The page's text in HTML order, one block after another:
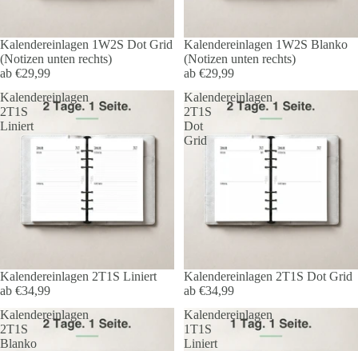
Kalendereinlagen 1W2S Dot Grid
(Notizen unten rechts)
ab €29,99
Kalendereinlagen 1W2S Blanko
(Notizen unten rechts)
ab €29,99
Kalendereinlagen
2T1S
Liniert
Kalendereinlagen 2T1S Liniert
ab €34,99
Kalendereinlagen
2T1S
Dot
Grid
Kalendereinlagen 2T1S Dot Grid
ab €34,99
Kalendereinlagen
2T1S
Blanko
Kalendereinlagen
1T1S
Liniert